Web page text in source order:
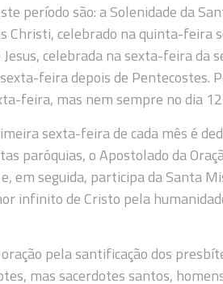
período são: a Solenidade da
Christi, celebrado na quinta-feira
celebrada na sexta-feira da
feira depois de Pentecostes.
feira, mas nem sempre no dia
sexta-feira de cada mês é
paróquias, o Apostolado da
em seguida, participa da Santa
infinito de Cristo pela
pela santificação dos
mas sacerdotes santos,